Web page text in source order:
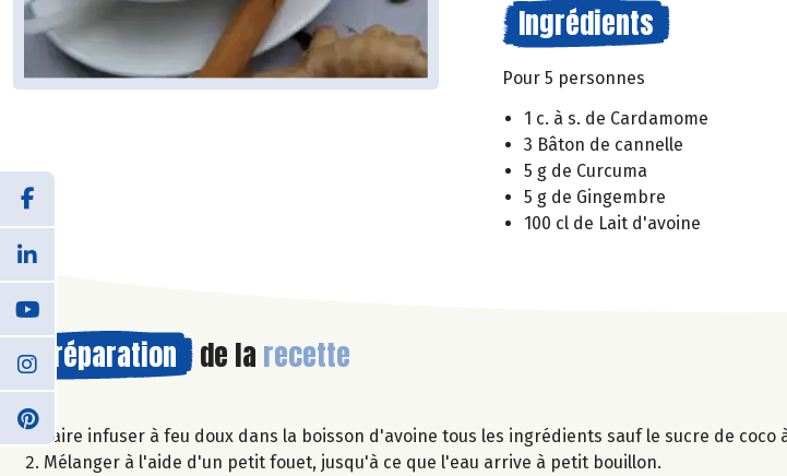
Ingrédients
Pour 5 personnes
1 c. à s. de Cardamome
3 Bâton de cannelle
5 g de Curcuma
5 g de Gingembre
100 cl de Lait d'avoine
Préparation de la recette
Faire infuser à feu doux dans la boisson d'avoine tous les ingrédients sauf le sucre de
Mélanger à l'aide d'un petit fouet, jusqu'à ce que l'eau arrive à petit bouillon.